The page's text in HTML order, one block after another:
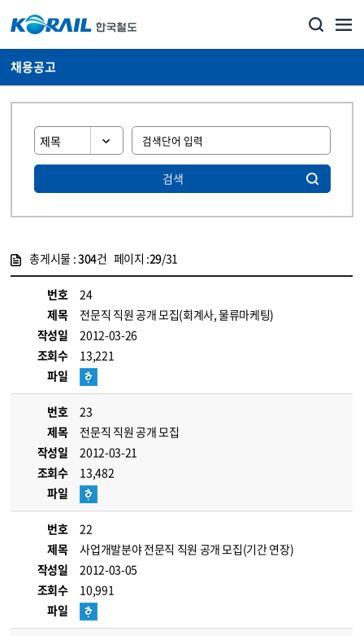
채용공고
검색
총게시물 :304건 페이지 :29/31
번호
24
제목
전문직 직원 공개 모집(회계사, 물류마케팅)
작성일
2012-03-26
조회수
13,221
파일
번호
23
제목
전문직 직원 공개 모집
작성일
2012-03-21
조회수
13,482
파일
번호
22
제목
사업개발분야 전문직 직원 공개 모집(기간 연장)
작성일
2012-03-05
조회수
10,991
파일